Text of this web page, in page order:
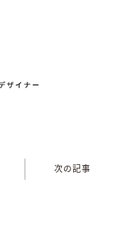
次の記事